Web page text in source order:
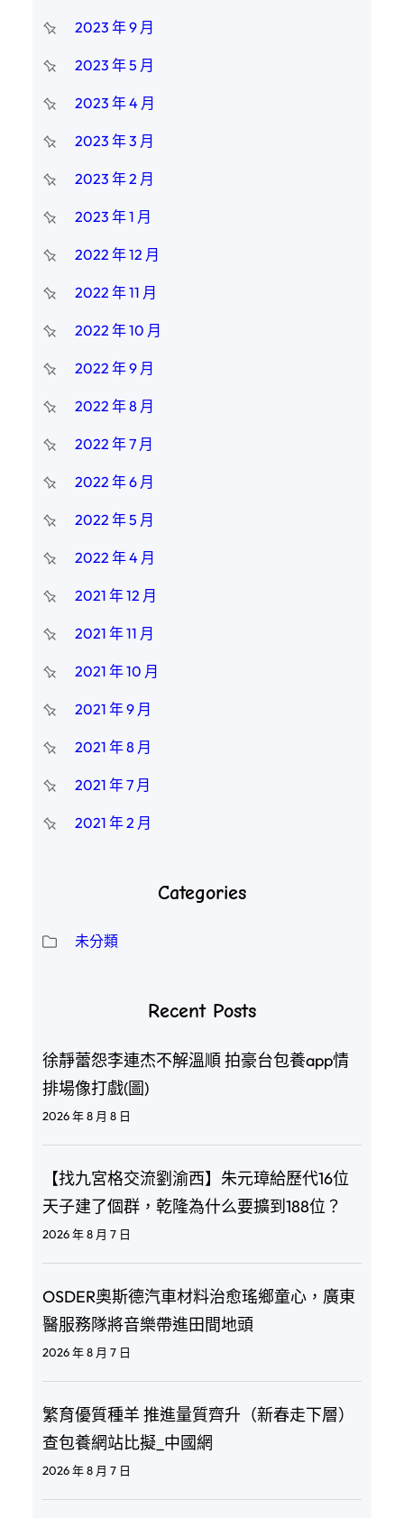
2023 年 9 月
2023 年 5 月
2023 年 4 月
2023 年 3 月
2023 年 2 月
2023 年 1 月
2022 年 12 月
2022 年 11 月
2022 年 10 月
2022 年 9 月
2022 年 8 月
2022 年 7 月
2022 年 6 月
2022 年 5 月
2022 年 4 月
2021 年 12 月
2021 年 11 月
2021 年 10 月
2021 年 9 月
2021 年 8 月
2021 年 7 月
2021 年 2 月
Categories
未分類
Recent Posts
徐靜蕾怨李連杰不解溫順 拍豪台包養app情
排場像打戲(圖)
2026 年 8 月 8 日
【找九宮格交流劉渝西】朱元璋給歷代16位
天子建了個群，乾隆為什么要擴到188位？
2026 年 8 月 7 日
OSDER奧斯德汽車材料治愈瑤鄉童心，廣東
醫服務隊將音樂帶進田間地頭
2026 年 8 月 7 日
繁育優質種羊 推進量質齊升（新春走下層）
查包養網站比擬_中國網
2026 年 8 月 7 日